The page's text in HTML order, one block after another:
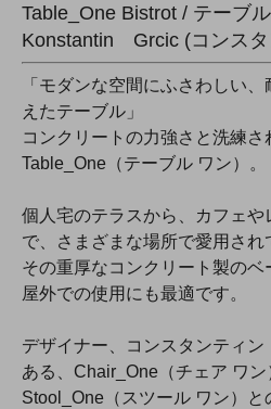
Table_One Bistrot / テー
Konstantin Grcic (コンスタ
「モダンな空間にふさわしい
えたテーブル」
コンクリートの力強さと洗練
Table_One（テーブル ワン）。
個人宅のテラスから、カフェや
で、さまざまな場所で愛用され
その重厚なコンクリート製のベ
屋外での使用にも最適です。
デザイナー、コンスタンティ
ある、Chair_One（チェア ワン
Stool_One（スツール ワン）